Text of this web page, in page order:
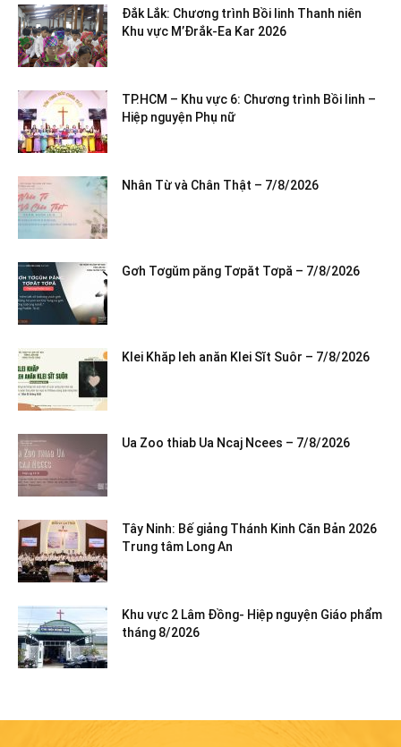
Đắk Lắk: Chương trình Bồi linh Thanh niên
Khu vực M’Đrắk-Ea Kar 2026
TP.HCM – Khu vực 6: Chương trình Bồi linh –
Hiệp nguyện Phụ nữ
Nhân Từ và Chân Thật – 7/8/2026
Gơh Tơgŭm păng Tơpăt Tơpă – 7/8/2026
Klei Khăp leh anăn Klei Sĭt Suôr – 7/8/2026
Ua Zoo thiab Ua Ncaj Ncees – 7/8/2026
Tây Ninh: Bế giảng Thánh Kinh Căn Bản 2026
Trung tâm Long An
Khu vực 2 Lâm Đồng- Hiệp nguyện Giáo phẩm
tháng 8/2026